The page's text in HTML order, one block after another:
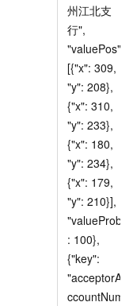
州江北支
行",
"valuePos":
[{"x": 309,
"y": 208},
{"x": 310,
"y": 233},
{"x": 180,
"y": 234},
{"x": 179,
"y": 210}],
"valueProb"
: 100},
{"key":
"acceptorA
ccountNum